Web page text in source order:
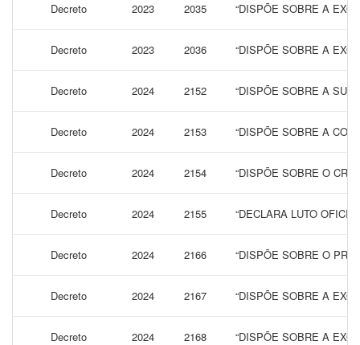
Decreto 2023 2035 “DISPÕE SOBRE A
Decreto 2023 2036 “DISPÕE SOBRE A
Decreto 2024 2152 “DISPÕE SOBRE A
Decreto 2024 2153 “DISPÕE SOBRE A
Decreto 2024 2154 “DISPÕE SOBRE O
Decreto 2024 2155 “DECLARA LUTO
Decreto 2024 2166 “DISPÕE SOBRE O
Decreto 2024 2167 “DISPÕE SOBRE A
Decreto 2024 2168 “DISPÕE SOBRE A